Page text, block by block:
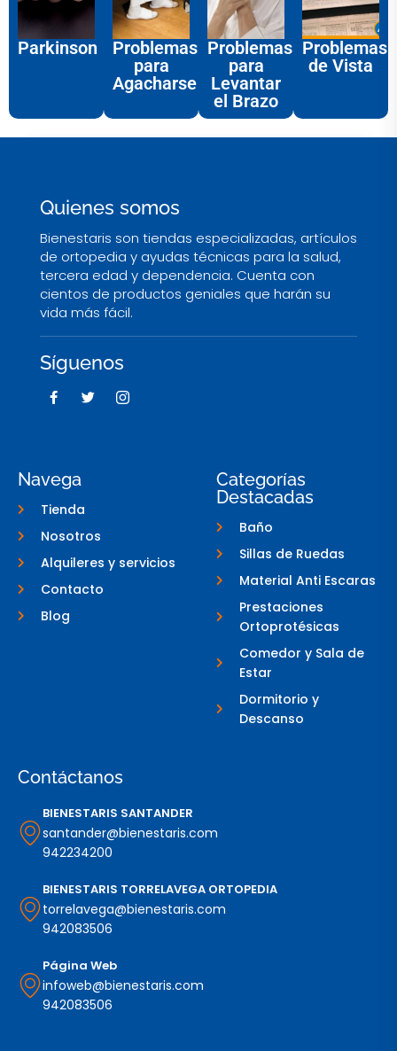
Parkinson
Problemas
para
Agacharse
Problemas
para
Levantar
el Brazo
Problemas
de Vista
Quienes somos
Bienestaris son tiendas especializadas, artículos
de ortopedia y ayudas técnicas para la salud,
tercera edad y dependencia. Cuenta con
cientos de productos geniales que harán su
vida más fácil.
Síguenos
F
a
k
f
T
w
I
c
m
Navega
Tienda
Nosotros
Alquileres y servicios
Contacto
Blog
Categorías
Destacadas
Baño
Sillas de Ruedas
Material Anti Escaras
Prestaciones
Ortoprotésicas
Comedor y Sala de
Estar
Dormitorio y
Descanso
Contáctanos
BIENESTARIS SANTANDER
santander@bienestaris.com
942234200
BIENESTARIS TORRELAVEGA ORTOPEDIA
torrelavega@bienestaris.com
942083506
Página Web
infoweb@bienestaris.com
942083506